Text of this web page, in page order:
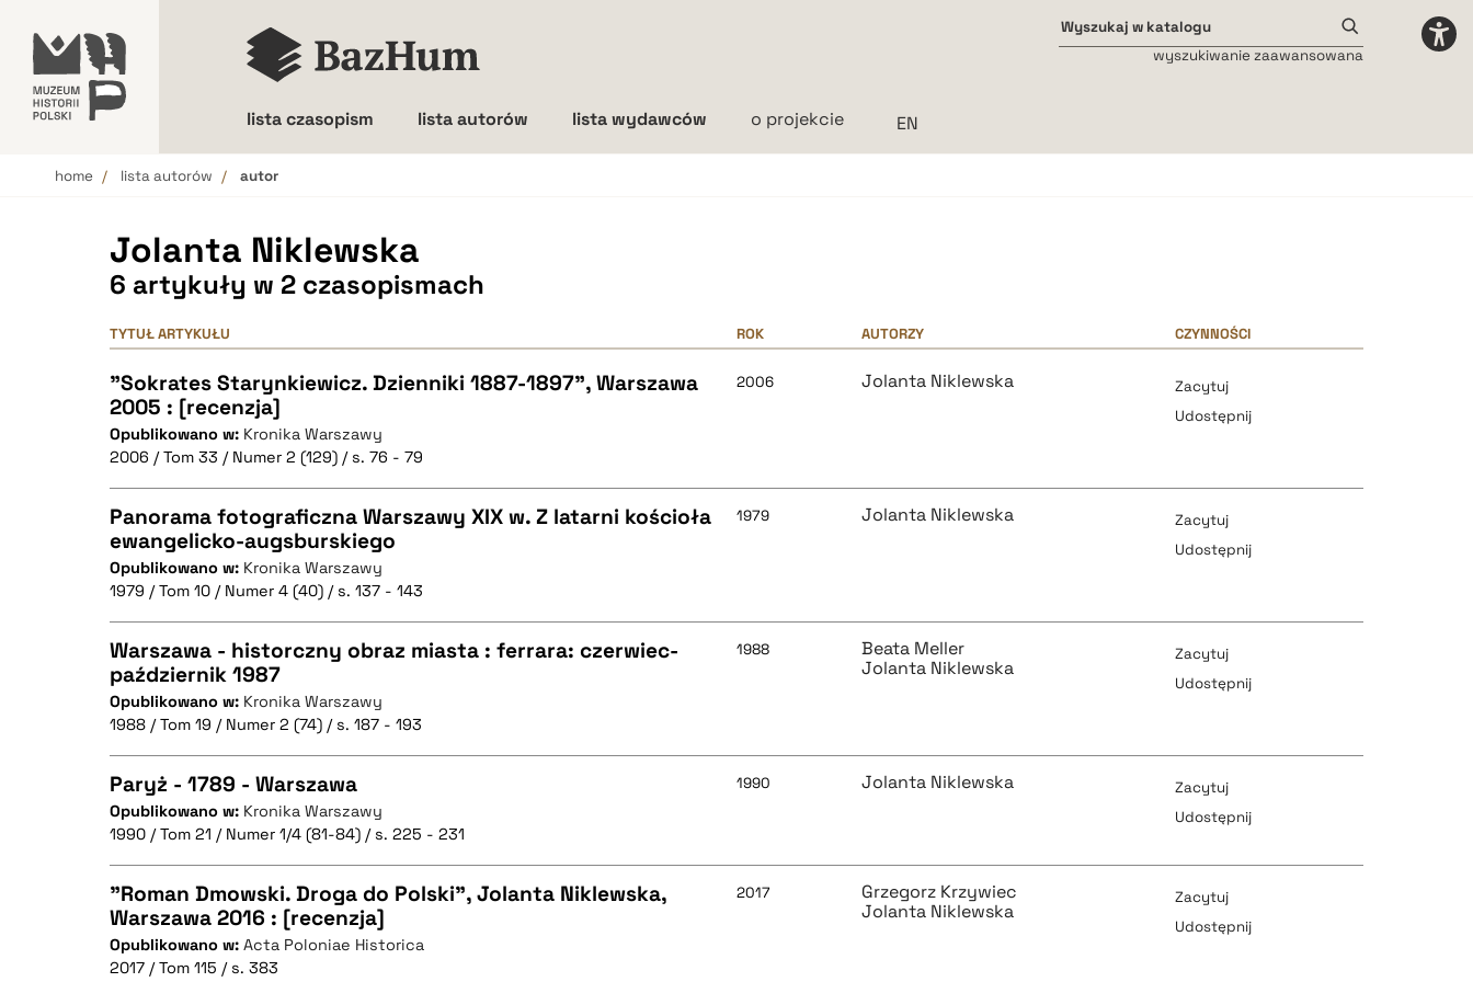
lista czasopism lista autorów lista wydawców o projekcie
wyszukiwanie zaawansowana
home lista autorów autor
Jolanta Niklewska
6 artykuły w 2 czasopismach
TYTUŁ ARTYKUŁU ROK AUTORZY CZYNNOŚCI
"Sokrates Starynkiewicz. Dzienniki 1887-1897", Warszawa
2005 : [recenzja]
Opublikowano w: Kronika Warszawy
2006 / Tom 33 / Numer 2 (129) / s. 76 - 79
2006 Jolanta Niklewska
Zacytuj
Udostępnij
CZYSTY TEKST
pobierz cytat
BIBTEX
Panorama fotograficzna Warszawy XIX w. Z latarni kościoła
ewangelicko-augsburskiego
Opublikowano w: Kronika Warszawy
1979 / Tom 10 / Numer 4 (40) / s. 137 - 143
1979 Jolanta Niklewska
Zacytuj
Udostępnij
CZYSTY TEKST
pobierz cytat
BIBTEX
pobierz cytat
Warszawa - historczny obraz miasta : ferrara: czerwiec-
październik 1987
Opublikowano w: Kronika Warszawy
1988 / Tom 19 / Numer 2 (74) / s. 187 - 193
1988
Beata Meller
Jolanta Niklewska
Zacytuj
Udostępnij
CZYSTY TEKST
pobierz cytat
BIBTEX
Paryż - 1789 - Warszawa
Opublikowano w: Kronika Warszawy
1990 / Tom 21 / Numer 1/4 (81-84) / s. 225 - 231
1990 Jolanta Niklewska
Zacytuj
Udostępnij
CZYSTY TEKST
"Roman Dmowski. Droga do Polski", Jolanta Niklewska,
Warszawa 2016 : [recenzja]
Opublikowano w: Acta Poloniae Historica
2017 / Tom 115 / s. 383
2017
Grzegorz Krzywiec
Jolanta Niklewska
Zacytuj
Udostępnij